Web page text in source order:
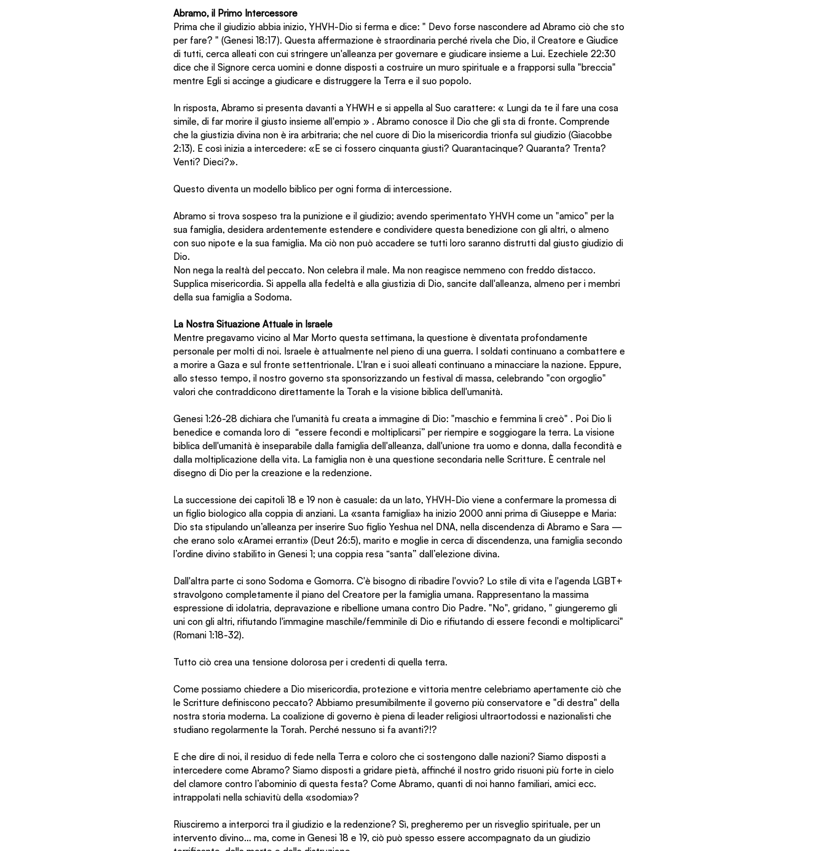
Abramo, il Primo Intercessore
Prima che il giudizio abbia inizio, YHVH-Dio si ferma e dice: " Devo forse nascondere ad Abramo ciò che sto
per fare? " (Genesi 18:17). Questa affermazione è straordinaria perché rivela che Dio, il Creatore e Giudice
di tutti, cerca alleati con cui stringere un'alleanza per governare e giudicare insieme a Lui. Ezechiele 22:30
dice che il Signore cerca uomini e donne disposti a costruire un muro spirituale e a frapporsi sulla "breccia"
mentre Egli si accinge a giudicare e distruggere la Terra e il suo popolo.
In risposta, Abramo si presenta davanti a YHWH e si appella al Suo carattere: « Lungi da te il fare una cosa
simile, di far morire il giusto insieme all'empio » . Abramo conosce il Dio che gli sta di fronte. Comprende
che la giustizia divina non è ira arbitraria; che nel cuore di Dio la misericordia trionfa sul giudizio (Giacobbe
2:13). E così inizia a intercedere: «E se ci fossero cinquanta giusti? Quarantacinque? Quaranta? Trenta?
Venti? Dieci?».
Questo diventa un modello biblico per ogni forma di intercessione.
Abramo si trova sospeso tra la punizione e il giudizio; avendo sperimentato YHVH come un "amico" per la
sua famiglia, desidera ardentemente estendere e condividere questa benedizione con gli altri, o almeno
con suo nipote e la sua famiglia. Ma ciò non può accadere se tutti loro saranno distrutti dal giusto giudizio di
Dio.
Non nega la realtà del peccato. Non celebra il male. Ma non reagisce nemmeno con freddo distacco.
Supplica misericordia. Si appella alla fedeltà e alla giustizia di Dio, sancite dall'alleanza, almeno per i membri
della sua famiglia a Sodoma.
La Nostra Situazione Attuale in Israele
Mentre pregavamo vicino al Mar Morto questa settimana, la questione è diventata profondamente
personale per molti di noi. Israele è attualmente nel pieno di una guerra. I soldati continuano a combattere e
a morire a Gaza e sul fronte settentrionale. L'Iran e i suoi alleati continuano a minacciare la nazione. Eppure,
allo stesso tempo, il nostro governo sta sponsorizzando un festival di massa, celebrando "con orgoglio"
valori che contraddicono direttamente la Torah e la visione biblica dell'umanità.
Genesi 1:26-28 dichiara che l'umanità fu creata a immagine di Dio: "maschio e femmina li creò" . Poi Dio li
benedice e comanda loro di  “essere fecondi e moltiplicarsi” per riempire e soggiogare la terra. La visione
biblica dell'umanità è inseparabile dalla famiglia dell'alleanza, dall'unione tra uomo e donna, dalla fecondità e
dalla moltiplicazione della vita. La famiglia non è una questione secondaria nelle Scritture. È centrale nel
disegno di Dio per la creazione e la redenzione.
La successione dei capitoli 18 e 19 non è casuale: da un lato, YHVH-Dio viene a confermare la promessa di
un figlio biologico alla coppia di anziani. La «santa famiglia» ha inizio 2000 anni prima di Giuseppe e Maria:
Dio sta stipulando un’alleanza per inserire Suo figlio Yeshua nel DNA, nella discendenza di Abramo e Sara —
che erano solo «Aramei erranti» (Deut 26:5), marito e moglie in cerca di discendenza, una famiglia secondo
l’ordine divino stabilito in Genesi 1; una coppia resa “santa” dall’elezione divina.
Dall'altra parte ci sono Sodoma e Gomorra. C'è bisogno di ribadire l'ovvio? Lo stile di vita e l'agenda LGBT+
stravolgono completamente il piano del Creatore per la famiglia umana. Rappresentano la massima
espressione di idolatria, depravazione e ribellione umana contro Dio Padre. "No", gridano, " giungeremo gli
uni con gli altri, rifiutando l'immagine maschile/femminile di Dio e rifiutando di essere fecondi e moltiplicarci"
(Romani 1:18-32).
Tutto ciò crea una tensione dolorosa per i credenti di quella terra.
Come possiamo chiedere a Dio misericordia, protezione e vittoria mentre celebriamo apertamente ciò che
le Scritture definiscono peccato? Abbiamo presumibilmente il governo più conservatore e "di destra" della
nostra storia moderna. La coalizione di governo è piena di leader religiosi ultraortodossi e nazionalisti che
studiano regolarmente la Torah. Perché nessuno si fa avanti?!?
E che dire di noi, il residuo di fede nella Terra e coloro che ci sostengono dalle nazioni? Siamo disposti a
intercedere come Abramo? Siamo disposti a gridare pietà, affinché il nostro grido risuoni più forte in cielo
del clamore contro l’abominio di questa festa? Come Abramo, quanti di noi hanno familiari, amici ecc.
intrappolati nella schiavitù della «sodomia»?
Riusciremo a interporci tra il giudizio e la redenzione? Sì, pregheremo per un risveglio spirituale, per un
intervento divino… ma, come in Genesi 18 e 19, ciò può spesso essere accompagnato da un giudizio